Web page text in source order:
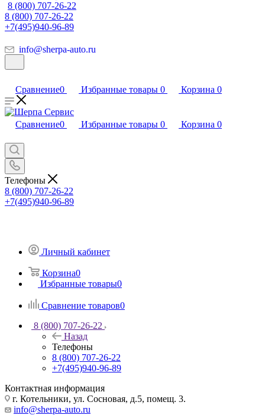
8 (800) 707-26-22
8 (800) 707-26-22
+7(495)940-96-89
info@sherpa-auto.ru
Сравнение0 Избранные товары 0 Корзина 0
Сравнение0 Избранные товары 0 Корзина 0
Телефоны
8 (800) 707-26-22
+7(495)940-96-89
Личный кабинет
Корзина0
Избранные товары0
Сравнение товаров0
8 (800) 707-26-22
Назад
Телефоны
8 (800) 707-26-22
+7(495)940-96-89
Контактная информация
г. Котельники, ул. Сосновая, д.5, помещ. 3.
info@sherpa-auto.ru